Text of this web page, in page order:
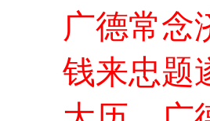
广德常念
钱来忠